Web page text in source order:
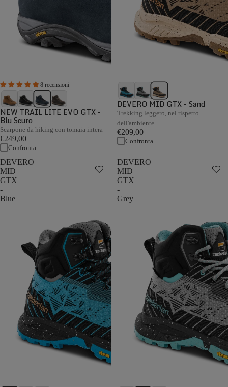
8 recensioni
NEW TRAIL LITE EVO GTX -
Blu Scuro
Scarpone da hiking con tomaia intera
€249,00
Confronta
DEVERO MID GTX - Sand
Trekking leggero, nel rispetto
dell'ambiente.
€209,00
Confronta
DEVERO
MID
GTX
-
Blue
DEVERO
MID
GTX
-
Grey